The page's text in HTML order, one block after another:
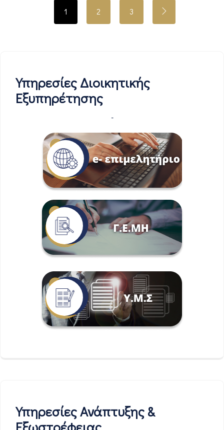
1 2 3
Υπηρεσίες Διοικητικής
Εξυπηρέτησης
-
Υπηρεσίες Ανάπτυξης &